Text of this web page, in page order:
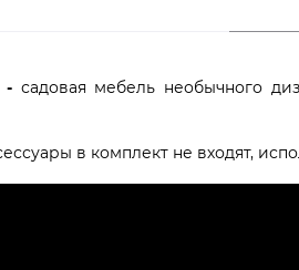
- садовая мебель необычного
в комплект не входят,